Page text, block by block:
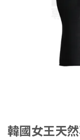
韓國女王天